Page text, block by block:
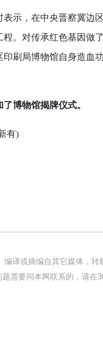
，在中央晋察冀边
。对传承红色基因做
刷局博物馆自身造血
博物馆揭牌仪式。
有)
译或摘编自其它媒体，
需要同本网联系的，请在